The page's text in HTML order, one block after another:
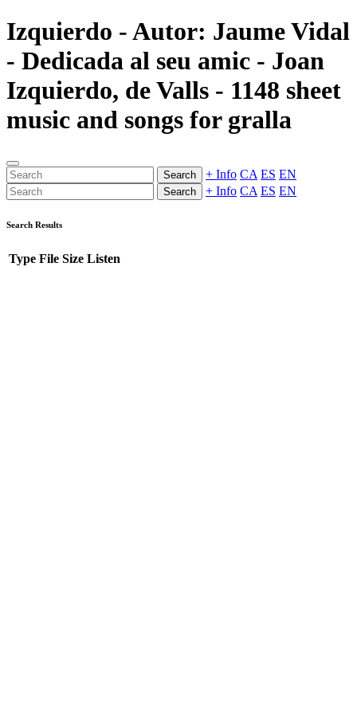
Izquierdo - Autor: Jaume Vidal
- Dedicada al seu amic - Joan
Izquierdo, de Valls - 1148 sheet
music and songs for gralla
Search + Info CA ES EN
Search + Info CA ES EN
Search Results
Type File Size Listen